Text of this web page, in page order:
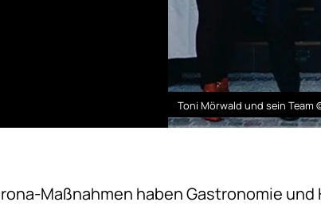
Toni Mörwald und sein Team
Maßnahmen haben Gastronomie